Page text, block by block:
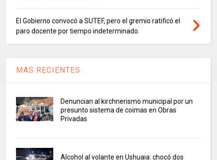
El Gobierno convocó a SUTEF, pero el gremio ratificó el
paro docente por tiempo indeterminado.
MAS RECIENTES
Denuncian al kirchnerismo municipal por un
presunto sistema de coimas en Obras
Privadas
Alcohol al volante en Ushuaia: chocó dos